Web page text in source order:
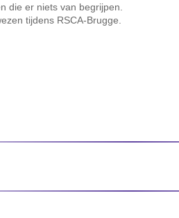
die er niets van begrijpen.
tijdens RSCA-Brugge.